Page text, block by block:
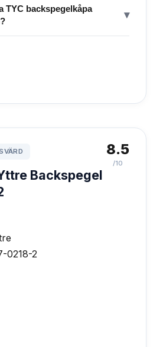
TYC backspegelkåpa
▾
Backspegel
8.5
/10